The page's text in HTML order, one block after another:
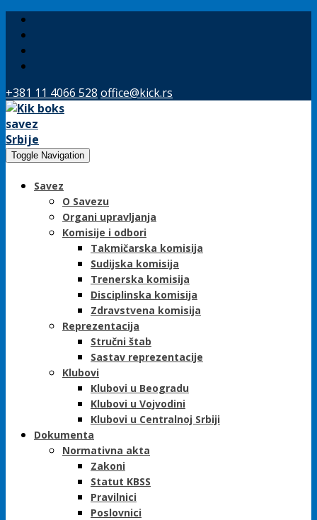
+381 11 4066 528 office@kick.rs
Toggle Navigation
Savez
O Savezu
Organi upravljanja
Komisije i odbori
Takmičarska komisija
Sudijska komisija
Trenerska komisija
Disciplinska komisija
Zdravstvena komisija
Reprezentacija
Stručni štab
Sastav reprezentacije
Klubovi
Klubovi u Beogradu
Klubovi u Vojvodini
Klubovi u Centralnoj Srbiji
Dokumenta
Normativna akta
Zakoni
Statut KBSS
Pravilnici
Poslovnici